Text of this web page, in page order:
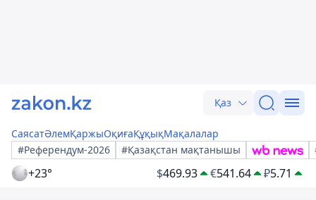
Қаз
СаясатӘлемҚаржыОқиғаҚұқықМақалалар
#Референдум-2026
#Қазақстан мақтанышы
+23° $469.93 €541.64 ₽5.71